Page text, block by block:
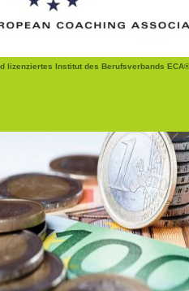
lizenziertes Institut des Berufsverbands ECA®